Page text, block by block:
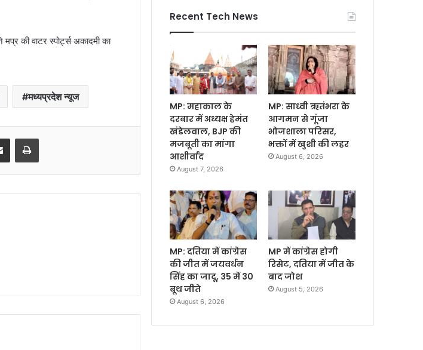
की वाटर स्पोर्ट्स अकादमी का
मध्यप्रदेश न्यूज
Share via Email Print
Recent Tech News
MP: महाकाल के
दरबार में अध्यक्ष हेमंत
खंडेलवाल, BJP की
मजबूती का मांगा
आशीर्वाद
August 7, 2026
MP: साध्वी ऋतंभरा के
आगमन से गूंजा
भोजशाला परिसर,
भक्तों में खुशी की लहर
August 6, 2026
MP: दतिया में कांग्रेस
की जीत में जयवर्धन
सिंह का जादू, 35 में 30
बूथ जीते
August 6, 2026
MP में कांग्रेस होगी
रिसेट, दतिया में जीत के
बाद जोश
August 5, 2026